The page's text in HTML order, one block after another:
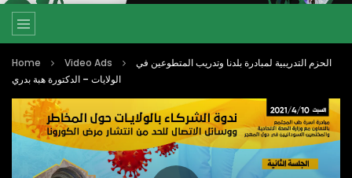
Home Video Ads
الحزم التدريبية لمبادرة بلدنا وتدريب المتطوعين في
الولايات – الدكتورة هبة بدري